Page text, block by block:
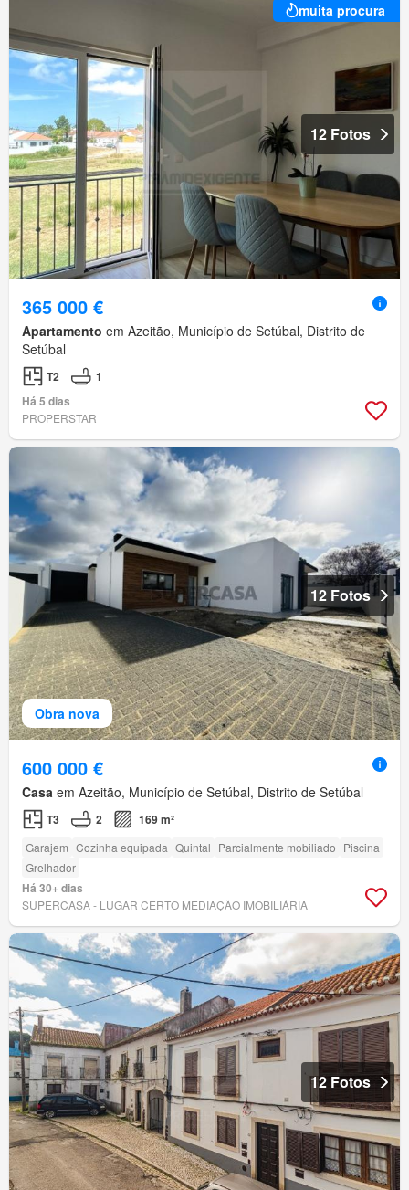
muita procura
12 Fotos
365 000 €
Apartamento em Azeitão, Município de Setúbal, Distrito de
Setúbal
T2
1
Há 5 dias
PROPERSTAR
Obra nova
12 Fotos
600 000 €
Casa em Azeitão, Município de Setúbal, Distrito de Setúbal
T3 2 169 m²
Garajem Cozinha equipada Quintal Parcialmente mobiliado Piscina
Grelhador
Há 30+ dias
SUPERCASA - LUGAR CERTO MEDIAÇÃO IMOBILIÁRIA
12 Fotos